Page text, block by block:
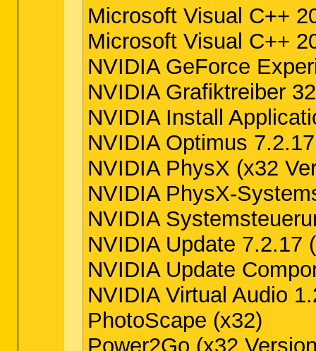
Microsoft Visual C++
Microsoft Visual C++
NVIDIA GeForce
NVIDIA Grafiktreiber
NVIDIA Install
NVIDIA Optimus
NVIDIA PhysX (x32
NVIDIA PhysX-
NVIDIA
NVIDIA Update 7.2.17
NVIDIA Update
NVIDIA Virtual Audio
PhotoScape (x32)
Power2Go (x32